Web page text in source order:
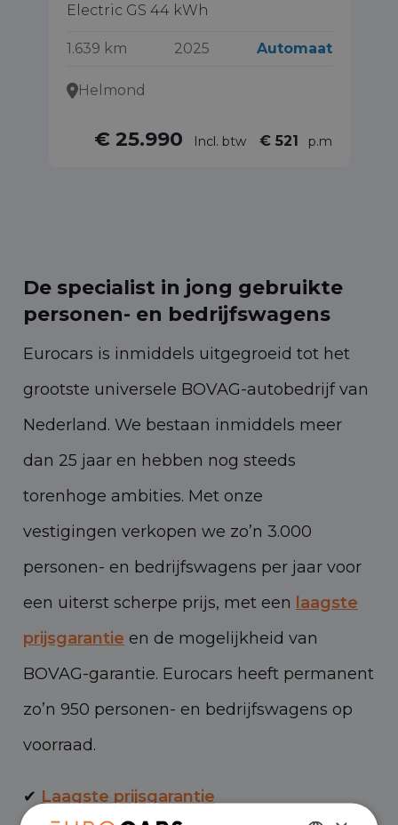
Electric GS 44 kWh
1.639 km 2025 Automaat
Helmond
€ 25.990 Incl. btw € 521 p.m
De specialist in jong gebruikte
personen- en bedrijfswagens
Eurocars is inmiddels uitgegroeid tot het
grootste universele BOVAG-autobedrijf van
Nederland. We bestaan inmiddels meer
dan 25 jaar en hebben nog steeds
torenhoge ambities. Met onze
vestigingen verkopen we zo’n 3.000
personen- en bedrijfswagens per jaar voor
een uiterst scherpe prijs, met een laagste
prijsgarantie en de mogelijkheid van
BOVAG-garantie. Eurocars heeft permanent
zo’n 950 personen- en bedrijfswagens op
voorraad.
✔ Laagste prijsgarantie